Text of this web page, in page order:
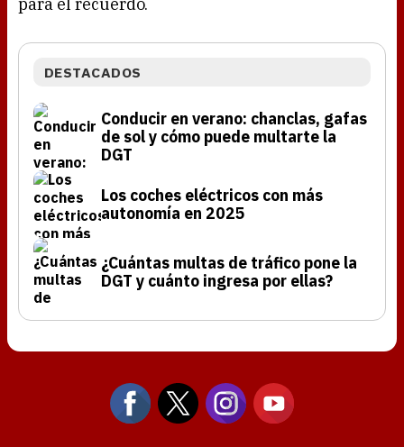
para el recuerdo.
DESTACADOS
Conducir en verano: chanclas, gafas
de sol y cómo puede multarte la
DGT
Los coches eléctricos con más
autonomía en 2025
¿Cuántas multas de tráfico pone la
DGT y cuánto ingresa por ellas?